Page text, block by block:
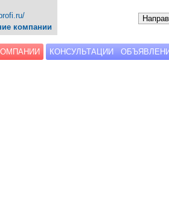
компании
КОНСУЛЬТАЦИИ